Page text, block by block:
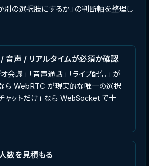
別の選択肢にするか」 の判断軸を整理し
音声 / リアルタイムが必須か確認
オ会議」 「音声通話」 「ライブ配信」 が
ら WebRTC が現実的な唯一の選択
チャットだけ」 なら WebSocket で十
数を見積もる